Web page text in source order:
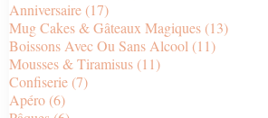
Anniversaire (17)
Mug Cakes & Gâteaux Magiques (13)
Boissons Avec Ou Sans Alcool (11)
Mousses & Tiramisus (11)
Confiserie (7)
Apéro (6)